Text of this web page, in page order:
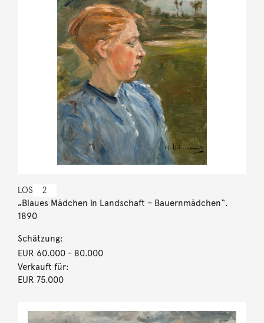
LOS 2
„Blaues Mädchen in Landschaft – Bauernmädchen“.
1890
Schätzung:
EUR 60.000- 80.000
Verkauft für:
EUR 75.000